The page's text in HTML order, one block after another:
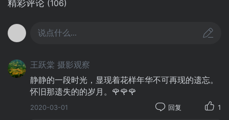
精彩评论 (106)
说点什么...
王跃棠 摄影观察
静静的一段时光，显现着花样年华不可再现的遗忘。
怀旧那遗失的的岁月。🌹🌹🌹
2020-03-01 回复 1